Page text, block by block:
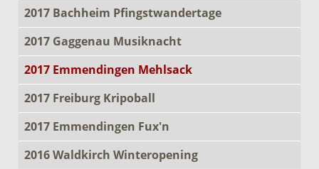
2017 Bachheim Pfingstwandertage
2017 Gaggenau Musiknacht
2017 Emmendingen Mehlsack
2017 Freiburg Kripoball
2017 Emmendingen Fux'n
2016 Waldkirch Winteropening